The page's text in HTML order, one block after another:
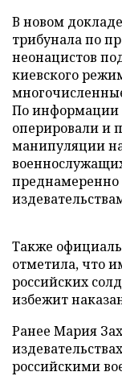
В новом
трибунала по
неонацистов
киевского
По информации
оперировали и
манипуляции
преднамеренно
Также
отметила, что
российских
избежит
Ранее Мария
российскими